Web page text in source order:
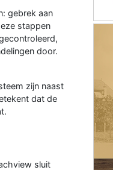
gebrek aan
stappen
door.
zijn naast
dat de
sluit